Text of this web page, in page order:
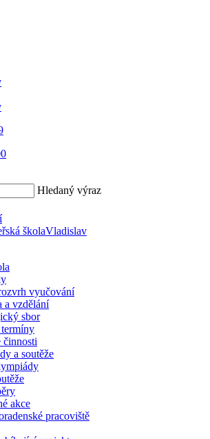
Hledaný výraz
školaVladislav
vyučování
a vzdělání
sbor
činnosti
a soutěže
akce
pracoviště